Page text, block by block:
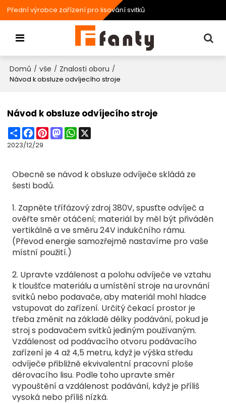
Přední výrobce zařízení pro lisování svitků
Domů / vše / Znalosti oboru /
Návod k obsluze odvíjecího stroje
Návod k obsluze odvíjecího stroje
ShareFacebook
PinterestMastodonWhatsApp
2023/12/29
Obecně se návod k obsluze odvíječe skládá ze
šesti bodů.
1. Zapněte třífázový zdroj 380V, spusťte odvíječ a
ověřte směr otáčení; materiál by měl být přiváděn
vertikálně a ve směru 24V indukčního rámu.
(Převod energie samozřejmě nastavíme pro vaše
místní použití.)
2. Upravte vzdálenost a polohu odvíječe ve vztahu
k tloušťce materiálu a umístění stroje na urovnání
svitků nebo podavače, aby materiál mohl hladce
vstupovat do zařízení. Určitý čekací prostor je
třeba změnit na základě délky podávání, pokud je
stroj s podavačem svitků jediným používaným.
Vzdálenost od podávacího otvoru podávacího
zařízení je 4 až 4,5 metru, když je výška středu
odvíječe přibližně ekvivalentní pracovní ploše
děrovacího lisu. Podle toho upravte směr
vypouštění a vzdálenost podávání, když je příliš
vysoká nebo příliš nízká.